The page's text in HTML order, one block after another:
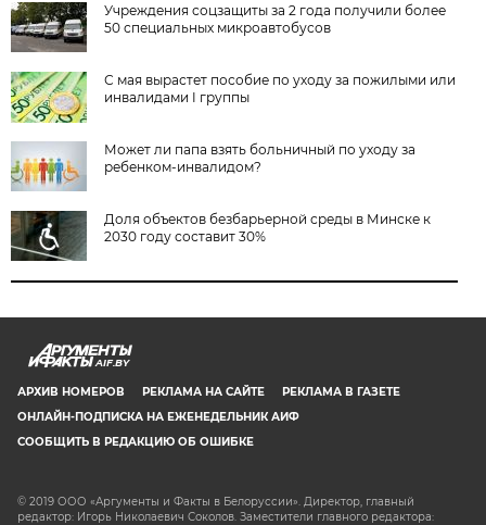
Учреждения соцзащиты за 2 года получили более
50 специальных микроавтобусов
С мая вырастет пособие по уходу за пожилыми или
инвалидами I группы
Может ли папа взять больничный по уходу за
ребенком-инвалидом?
Доля объектов безбарьерной среды в Минске к
2030 году составит 30%
AIF.BY
АРХИВ НОМЕРОВ РЕКЛАМА НА САЙТЕ
РЕКЛАМА В ГАЗЕТЕ
ОНЛАЙН-ПОДПИСКА НА ЕЖЕНЕДЕЛЬНИК АИФ
СООБЩИТЬ В РЕДАКЦИЮ ОБ ОШИБКЕ
© 2019 ООО «Аргументы и Факты в Белоруссии». Директор, главный
редактор: Игорь Николаевич Соколов. Заместители главного редактора: